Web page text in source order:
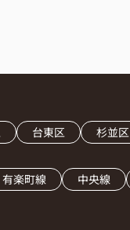
台東区 杉並区
有楽町線 中央線